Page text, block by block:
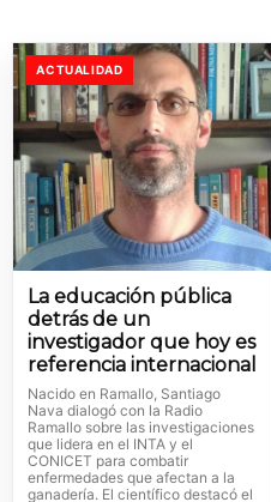
ACTUALIDAD
La educación pública
detrás de un
investigador que hoy es
referencia internacional
Nacido en Ramallo, Santiago
Nava dialogó con la Radio
Ramallo sobre las investigaciones
que lidera en el INTA y el
CONICET para combatir
enfermedades que afectan a la
ganadería. El científico destacó el